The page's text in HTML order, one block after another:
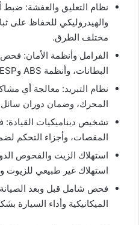
نظام التعليق والعفشة: ضبط
والهيدروليكي للحفاظ على
مختلف الطرق.
الفرامل وأنظمة الأمان: فحص
البطانات، وأنظمة ABS وESP لضمان قيادة آمنة ومستقرة.
نظام التبريد: معالجة أي
المحرك، وضمان دوران سائل
تشخيص ديناميكيات
المقصات، وأجزاء التحكم
استهلاك الزيت والفحوص
استهلاك غير طبيعي للزيوت
فحص شامل قبل وبعد
الميكانيكية وأداء السيارة